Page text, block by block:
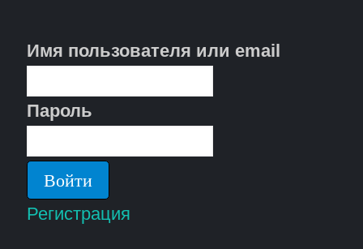
Имя пользователя или email
Пароль
Регистрация